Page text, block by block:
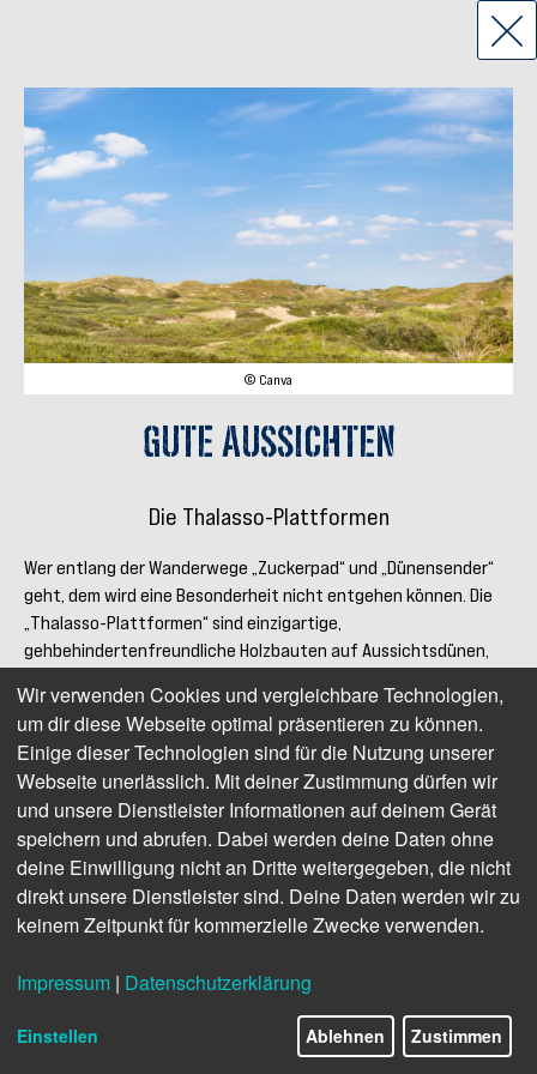
© Canva
Gute Aussichten
Die Thalasso-Plattformen
Wer entlang der Wanderwege „Zuckerpad“ und „Dünensender“
geht, dem wird eine Besonderheit nicht entgehen können. Die
„Thalasso-Plattformen“ sind einzigartige,
gehbehindertenfreundliche Holzbauten auf Aussichtsdünen,
Wattenmeer und die freie Nordsee gewähren: Ob zum Yoga bei
Sonnenaufgang, zum genüsslichen Picknick oder einfach nur
zum Entschleunigen - hier ist man sich und der Natur ganz nah.
Die Plattform am „Dünensender“ verfügt über Cocons und
andere Sitzelemente, die vor Wind schützen und zum längeren
Ausblick einladen.
Wir verwenden Cookies und vergleichbare Technologien,
um dir diese Webseite optimal präsentieren zu können.
Einige dieser Technologien sind für die Nutzung unserer
Webseite unerlässlich. Mit deiner Zustimmung dürfen wir
und unsere Dienstleister Informationen auf deinem Gerät
speichern und abrufen. Dabei werden deine Daten ohne
deine Einwilligung nicht an Dritte weitergegeben, die nicht
direkt unsere Dienstleister sind. Deine Daten werden wir zu
keinem Zeitpunkt für kommerzielle Zwecke verwenden.
Impressum | Datenschutzerklärung
Einstellen Ablehnen Zustimmen